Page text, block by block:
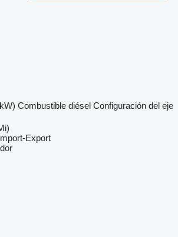
Combustible diésel Configuración del eje
Export